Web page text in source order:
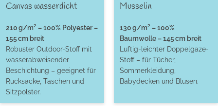
Canvas wasserdicht
210 g/m² – 100% Polyester –
155 cm breit
Robuster Outdoor-Stoff mit
wasserabweisender
Beschichtung – geeignet für
Rucksäcke, Taschen und
Sitzpolster.
Musselin
130 g/m² – 100%
Baumwolle – 145 cm breit
Luftig-leichter Doppelgaze-
Stoff – für Tücher,
Sommerkleidung,
Babydecken und Blusen.